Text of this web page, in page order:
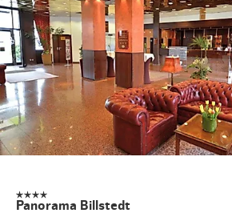
Panorama Billstedt